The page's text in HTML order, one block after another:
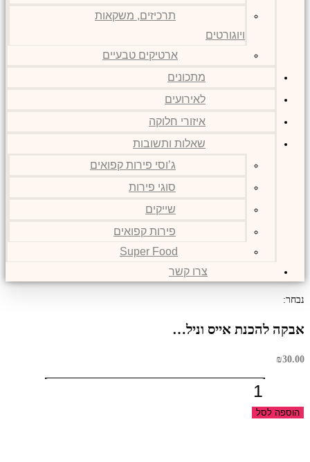
תרכיזים, משקאות
ויוגורטים
ארטיקים טבעיים
מתכונים
לאירועים
איזורי חלוקה
שאלות ותשובות
ג’וסי פירות קפואים
סוגי פירות
שייקים
פירות קפואים
Super Food
צרו קשר
נבחר:
אבקה להכנת אייס וניל…
₪30.00
כמות
אבקה
הוספה לסל